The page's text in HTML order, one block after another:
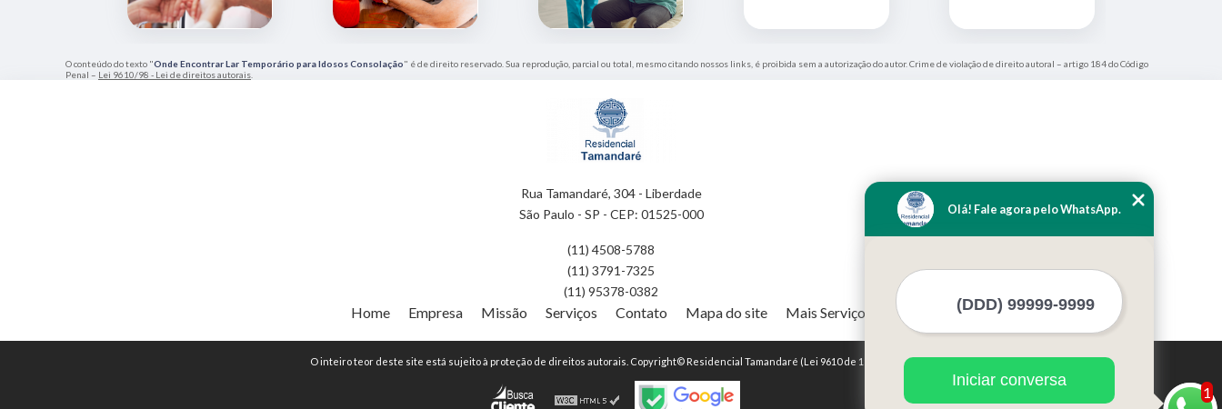
O conteúdo do texto "Onde Encontrar Lar Temporário para Idosos Consolação" é de direito reservado. Sua reprodução, parcial ou total, mesmo citando nossos links, é proibida sem a autorização do autor. Crime de violação de direito autoral – artigo 184 do Código
Penal – Lei 9610/98 - Lei de direitos autorais
Rua Tamandaré, 304 - Liberdade
São Paulo - SP - CEP: 01525-000
(11) 4508-5788
(11) 3791-7325
(11) 95378-0382
Home Empresa Missão Serviços Contato Mapa do site Mais Serviços
O inteiro teor deste site está sujeito à proteção de direitos autorais. Copyright© Residencial Tamandaré (Lei 9610 de 19/02/1998)
1
Olá! Fale agora pelo WhatsApp.
Iniciar conversa